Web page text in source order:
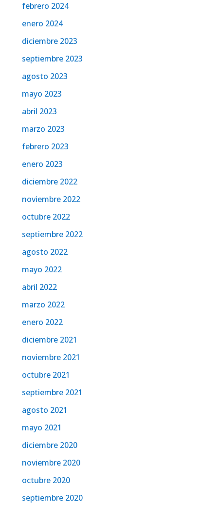
febrero 2024
enero 2024
diciembre 2023
septiembre 2023
agosto 2023
mayo 2023
abril 2023
marzo 2023
febrero 2023
enero 2023
diciembre 2022
noviembre 2022
octubre 2022
septiembre 2022
agosto 2022
mayo 2022
abril 2022
marzo 2022
enero 2022
diciembre 2021
noviembre 2021
octubre 2021
septiembre 2021
agosto 2021
mayo 2021
diciembre 2020
noviembre 2020
octubre 2020
septiembre 2020